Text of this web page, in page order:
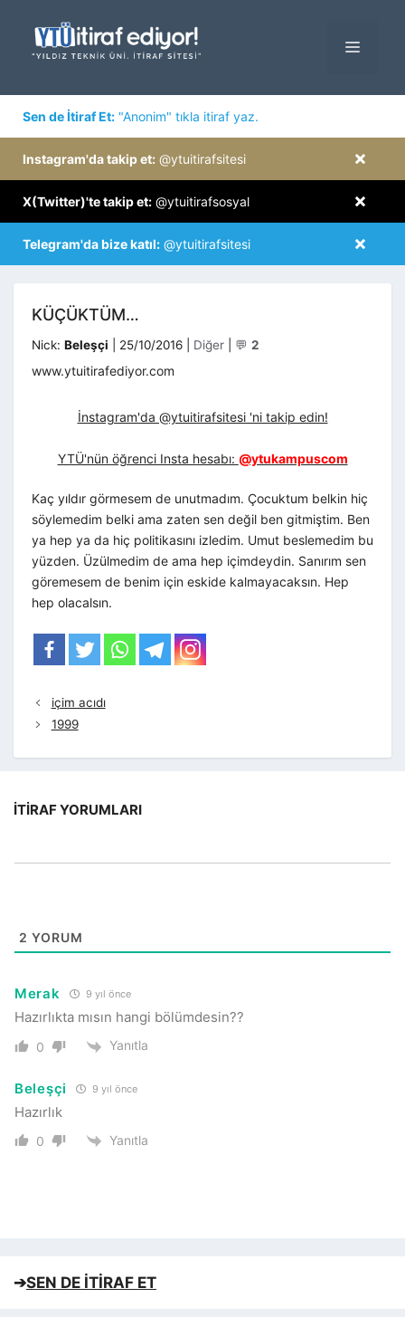
MENÜ
Sen de İtiraf Et: "Anonim" tıkla itiraf yaz.
×
Instagram'da takip et: @ytuitirafsitesi
×
X(Twitter)'te takip et: @ytuitirafsosyal
×
Telegram'da bize katıl: @ytuitirafsitesi
KÜÇÜKTÜM…
Nick: Beleşçi 25/10/2016 Kategoriler
Diğer 💬 2
www.ytuitirafediyor.com
İnstagram'da @ytuitirafsitesi 'ni takip edin!
YTÜ'nün öğrenci Insta hesabı: @ytukampuscom
Kaç yıldır görmesem de unutmadım. Çocuktum belkin hiç
söylemedim belki ama zaten sen değil ben gitmiştim. Ben
ya hep ya da hiç politikasını izledim. Umut beslemedim bu
yüzden. Üzülmedim de ama hep içimdeydin. Sanırım sen
göremesem de benim için eskide kalmayacaksın. Hep
hep olacalsın.
içim acıdı
1999
İTIRAF YORUMLARI
2 YORUM
Merak 9 yıl önce
Hazırlıkta mısın hangi bölümdesin??
0 Yanıtla
Beleşçi 9 yıl önce
Hazırlık
0 Yanıtla
➔SEN DE İTİRAF ET